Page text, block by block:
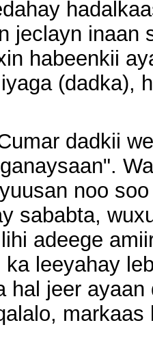
jeclayn inaan
habeenkii
(dadka),
dadkii
noo
sababta,
adeege
ka leeyahay
hal jeer